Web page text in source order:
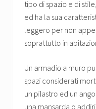
tipo di spazio e di
ed ha la sua
leggero per non
soprattutto in
Un armadio a muro
spazi considerati
un pilastro ed un
una mansarda o